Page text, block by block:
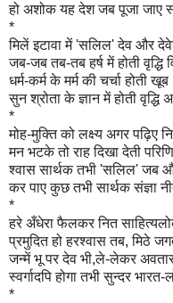
हो अशोक यह देश जब पूजा जाए
*
मिलें इटावा में 'सलिल' देव और
जब-जब तब-तब हर्ष में होती वृद्धि
धर्म-कर्म के मर्म की चर्चा होती खूब
सुन श्रोता के ज्ञान में होती वृद्धि
*
मोह-मुक्ति को लक्ष्य अगर पढ़िए
मन भटके तो राह दिखा देती
श्वास सार्थक तभी 'सलिल' जब
कर पाए कुछ तभी सार्थक संज्ञा
*
हरे अँधेरा फैलकर नित
प्रमुदित हो हरश्वास तब, मिठे
जन्में भू पर देव भी,ले-लेकर
स्वर्गादपि होगा तभी सुन्दर भारत-
*